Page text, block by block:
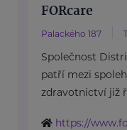
FORcare
Palackého 187
Společnost
patří mezi
zdravotnictví již
https://